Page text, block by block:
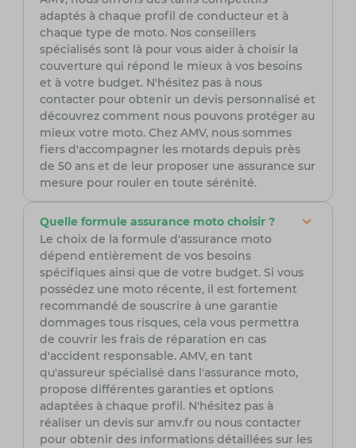
adaptés à chaque profil de conducteur et à
chaque type de moto. Nos conseillers
spécialisés sont là pour vous aider à choisir la
couverture qui répond le mieux à vos besoins
et à votre budget. N'hésitez pas à nous
contacter pour obtenir un devis personnalisé et
découvrez comment nous pouvons protéger au
mieux votre moto. Chez AMV, nous sommes
fiers d'accompagner les motards depuis près
de 50 ans et de leur proposer une assurance sur
mesure pour rouler en toute sérénité.
Quelle formule assurance moto choisir ?
Le choix de la formule d'assurance moto
dépend entièrement de vos besoins
spécifiques ainsi que de votre budget. Si vous
possédez une moto récente, il est fortement
recommandé de souscrire à une garantie
dommages tous risques, cela vous permettra
de couvrir les frais de réparation en cas
d'accident responsable. AMV, en tant
qu'assureur spécialisé dans l'assurance moto,
propose différentes garanties et options
adaptées à chaque profil. N'hésitez pas à
réaliser un devis sur amv.fr ou nous contacter
pour obtenir des informations détaillées sur les